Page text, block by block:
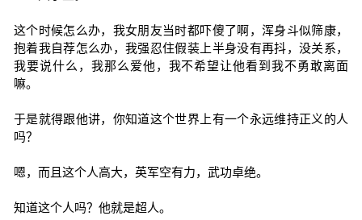
这个时候怎么办，我女朋友当时都吓傻了啊，浑身斗似筛康，
抱着我自荐怎么办，我强忍住假装上半身没有再抖，没关系，
我要说什么，我那么爱他，我不希望让他看到我不勇敢离面
嘛。
于是就得跟他讲，你知道这个世界上有一个永远维持正义的人
吗？
嗯，而且这个人高大，英军空有力，武功卓绝。
知道这个人吗？他就是超人。